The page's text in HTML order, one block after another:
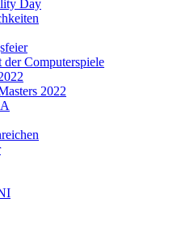
Day
der Computerspiele
2022